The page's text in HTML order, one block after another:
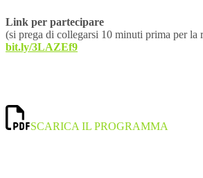
Link per partecipare
(si prega di collegarsi 10 minuti prima per la
bit.ly/3LAZEf9
SCARICA IL PROGRAMMA